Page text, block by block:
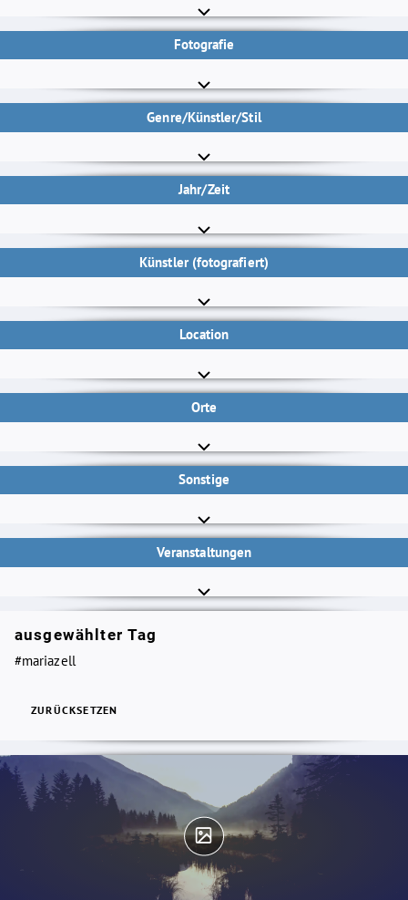
Fotografie
Genre/Künstler/Stil
Jahr/Zeit
Künstler (fotografiert)
Location
Orte
Sonstige
Veranstaltungen
ausgewählter Tag
#mariazell
ZURÜCKSETZEN